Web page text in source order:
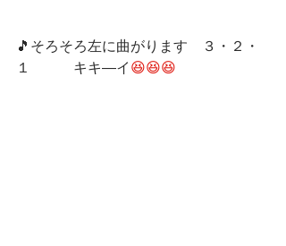
🎵そろそろ左に曲がります　３・２・
１ キキ―イ 😆😆😆